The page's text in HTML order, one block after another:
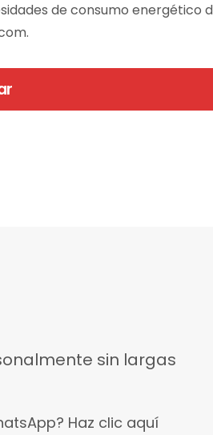
de consumo energético
sin largas
Haz clic aquí